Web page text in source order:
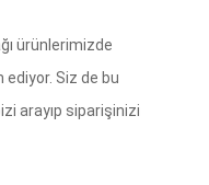
ürünlerimizde
ediyor. Siz de bu
arayıp siparişinizi